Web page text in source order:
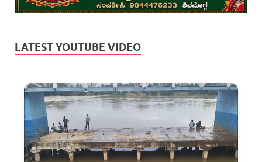
LATEST YOUTUBE VIDEO